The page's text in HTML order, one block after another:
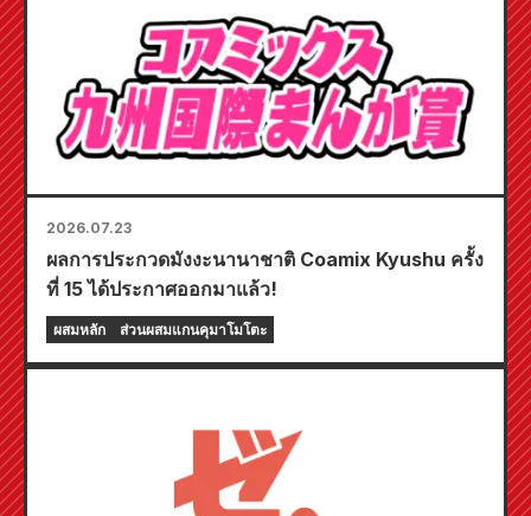
2026.07.23
ผลการประกวดมังงะนานาชาติ Coamix Kyushu ครั้ง
ที่ 15 ได้ประกาศออกมาแล้ว!
ผสมหลัก ส่วนผสมแกนคุมาโมโตะ